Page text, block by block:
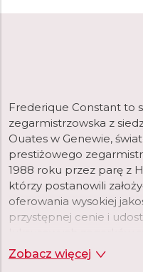
Frederique Constant to
zegarmistrzowska z
Ouates w Genewie,
prestiżowego
1988 roku przez parę z
którzy postanowili
oferowania wysokiej
przystępnej cenie i
krótkiej historii, marka
popularność i uznanie.
Zobacz więcej